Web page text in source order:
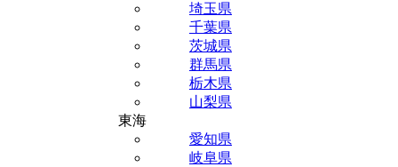
埼玉県
千葉県
茨城県
群馬県
栃木県
山梨県
東海
愛知県
岐阜県